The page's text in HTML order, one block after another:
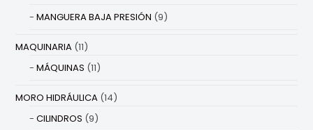
MANGUERA BAJA PRESIÓN (9)
MAQUINARIA (11)
MÁQUINAS (11)
MORO HIDRÁULICA (14)
CILINDROS (9)